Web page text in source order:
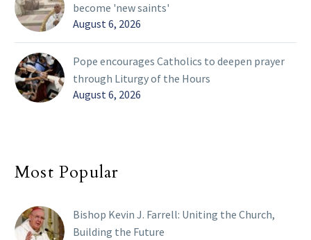
become 'new saints'
August 6, 2026
Pope encourages Catholics to deepen prayer
through Liturgy of the Hours
August 6, 2026
Most Popular
Bishop Kevin J. Farrell: Uniting the Church,
Building the Future